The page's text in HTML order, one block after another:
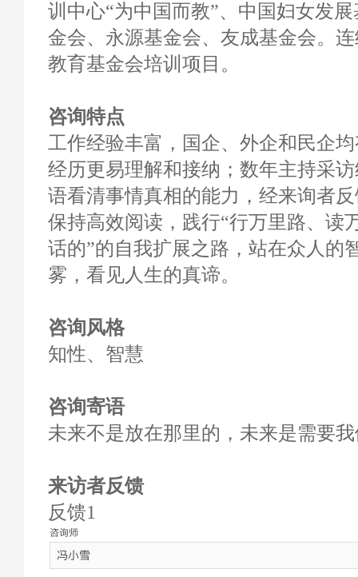
训中心“为中国而教”、中国妇女发
金会、永源基金会、友成基金会。
教育基金会培训项目。
咨询特点
工作经验丰富，国企、外企和民企
经历更易理解和接纳；数年主持采
语看清事情真相的能力，经来询者
保持高效阅读，践行“行万里路、读
话的”的自我扩展之路，站在众人的
雾，看见人生的真谛。
咨询风格
知性、智慧
咨询寄语
未来不是放在那里的，未来是需要
来访者反馈
反馈1